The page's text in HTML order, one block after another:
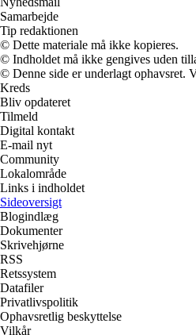
Samarbejde
Tip redaktionen
© Dette materiale må ikke kopieres.
© Indholdet må ikke gengives uden
© Denne side er underlagt ophavsret.
Kreds
Bliv opdateret
Tilmeld
Digital kontakt
E-mail nyt
Community
Lokalområde
Links i indholdet
Sideoversigt
Blogindlæg
Dokumenter
Skrivehjørne
RSS
Retssystem
Datafiler
Privatlivspolitik
Ophavsretlig beskyttelse
Vilkår